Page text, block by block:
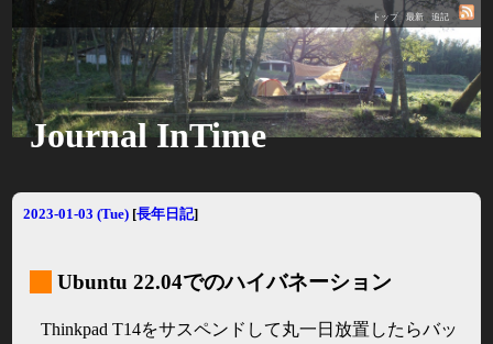
トップ 最新 追記
Journal InTime
2023-01-03 (Tue) [長年日記]
Ubuntu 22.04でのハイバネーション
Thinkpad T14をサスペンドして丸一日放置したらバッ